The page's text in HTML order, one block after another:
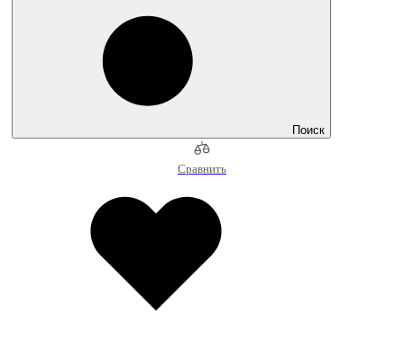
Поиск
Сравнить